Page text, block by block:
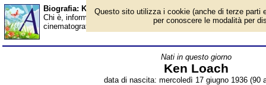
Biografia: Ken Loach - età - Almanacco
Chi è, informazioni, foto, qual è la data di nascita, età, dove è
cinematografico britannico. Breve biografia. Voce
Nati in questo giorno
Ken Loach
data di nascita: mercoledì 17 giugno 1936 (90
Questo sito utilizza i cookie (anche di terze parti
per conoscere le modalità per